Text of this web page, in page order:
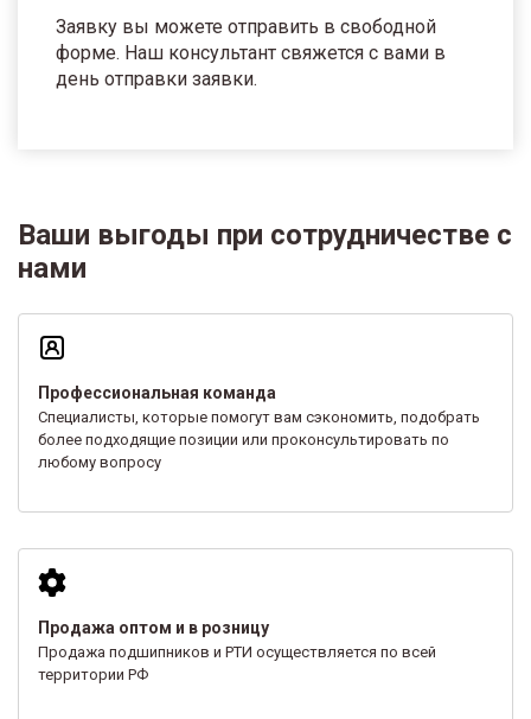
Заявку вы можете отправить в свободной
форме. Наш консультант свяжется с вами в
день отправки заявки.
Ваши выгоды при сотрудничестве с
нами
Профессиональная команда
Специалисты, которые помогут вам сэкономить, подобрать
более подходящие позиции или проконсультировать по
любому вопросу
Продажа оптом и в розницу
Продажа подшипников и РТИ осуществляется по всей
территории РФ